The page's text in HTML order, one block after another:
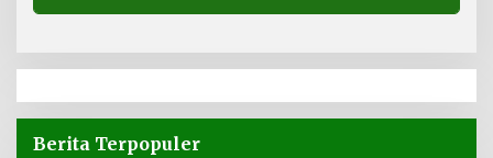
Berita Terpopuler